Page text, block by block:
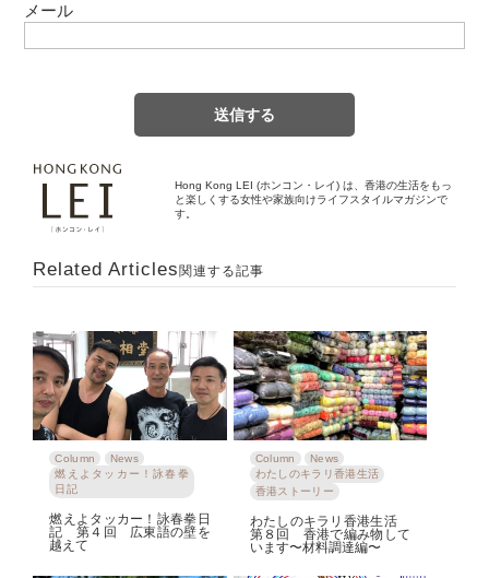
メール
Hong Kong LEI (ホンコン・レイ) は、香港の生活をもっ
と楽しくする女性や家族向けライフスタイルマガジンで
す。
Related Articles関連する記事
Column
News
燃えよタッカー！詠春拳
日記
燃えよタッカー！詠春拳日
記 第４回 広東語の壁を
越えて
Column
News
わたしのキラリ香港生活
香港ストーリー
わたしのキラリ香港生活
第８回 香港で編み物して
います〜材料調達編〜